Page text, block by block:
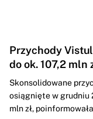
Przychody
do ok. 107,2 mln
Skonsolidowane
osiągnięte w grudniu
mln zł,